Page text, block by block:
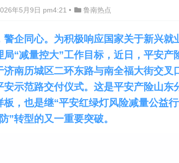
年5月9日 pm4:21 • 鲁南热点
警企同心。为积极响应国家关于新兴
“减量控大”工作目标， 近日 ，平安产
济南历城区二环东路与南全福大街交叉
安示范路交付仪式。这是平安产险山东
板 ，也是继“平安红绿灯风险减量公益行
”转型的又一重要突破。